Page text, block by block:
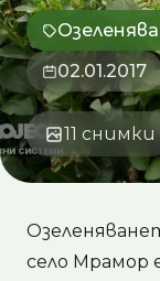
02.01.2017
11 снимки
село Мрамор